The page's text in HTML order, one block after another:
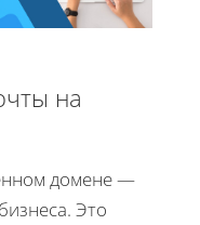
на
домене —
Это